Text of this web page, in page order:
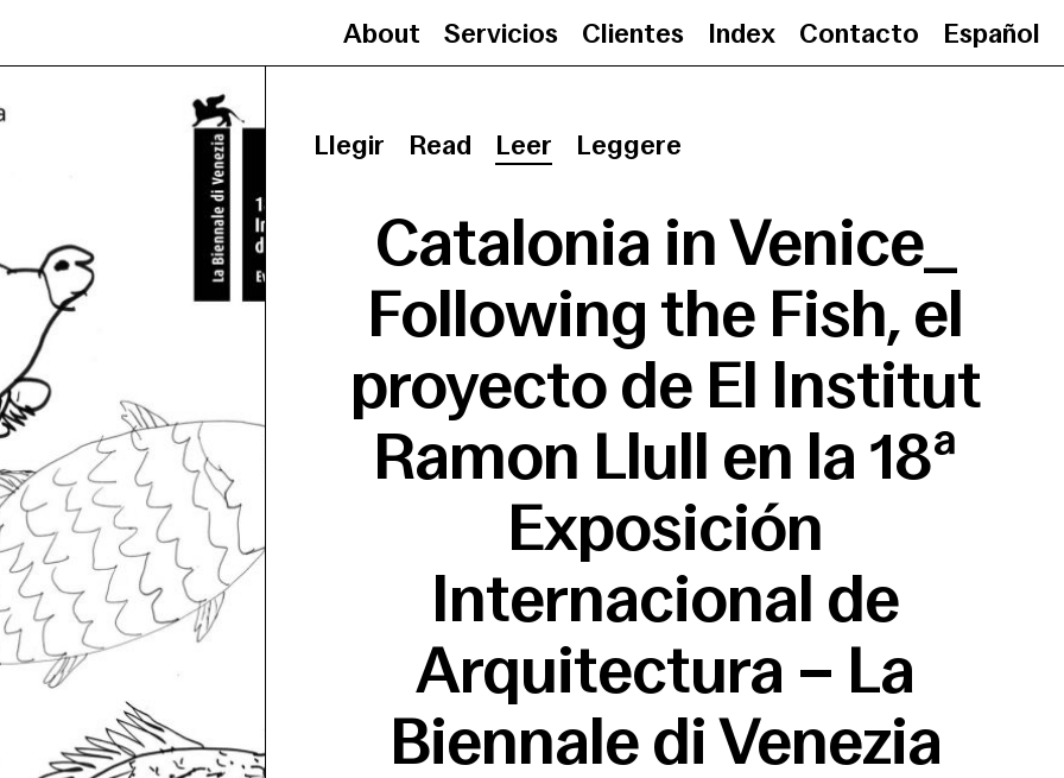
About Servicios Clientes Index Contacto Español
Llegir
Read Leer Leggere
Catalonia in Venice_
Following the Fish, el
proyecto de El Institut
Ramon Llull en la 18ª
Exposición
Internacional de
Arquitectura – La
Biennale di Venezia